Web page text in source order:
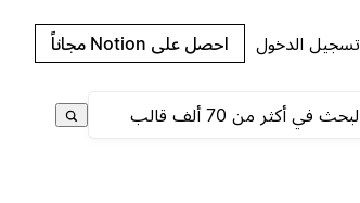
تسجيل الدخول احصل على Notion مجاناً